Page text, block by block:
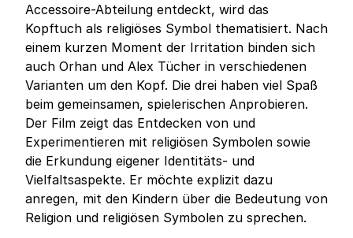
Accessoire-Abteilung entdeckt, wird das
Kopftuch als religiöses Symbol thematisiert. Nach
einem kurzen Moment der Irritation binden sich
auch Orhan und Alex Tücher in verschiedenen
Varianten um den Kopf. Die drei haben viel Spaß
beim gemeinsamen, spielerischen Anprobieren.
Der Film zeigt das Entdecken von und
Experimentieren mit religiösen Symbolen sowie
die Erkundung eigener Identitäts- und
Vielfaltsaspekte. Er möchte explizit dazu
anregen, mit den Kindern über die Bedeutung von
Religion und religiösen Symbolen zu sprechen.